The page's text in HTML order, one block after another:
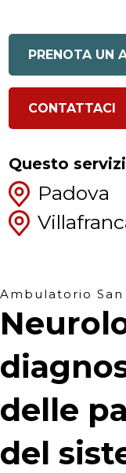
PRENOTA UN
CONTATTACI
Questo
Padova
Ambulatorio San
delle
del